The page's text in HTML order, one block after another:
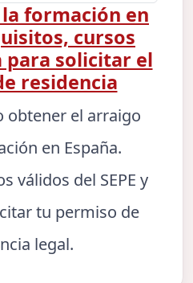
formación en
cursos
para solicitar el
residencia
obtener el arraigo
en España.
válidos del SEPE y
tu permiso de
legal.